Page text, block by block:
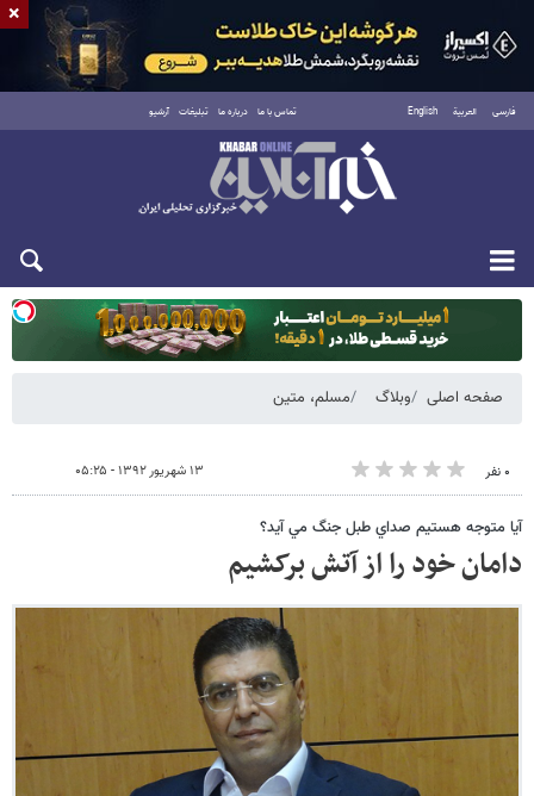
فارسی العربية English تماس با ما درباره ما تبلیغات آرشیو
یکشنبه ۱۸ مرداد ۱۴۰۵
صفحه اصلی وبلاگ مسلم، متین
۰ نفر ۱۳ شهریور ۱۳۹۲ - ۰۵:۲۵
آيا متوجه هستيم صداي طبل جنگ مي آيد؟
دامان خود را از آتش برکشیم
×